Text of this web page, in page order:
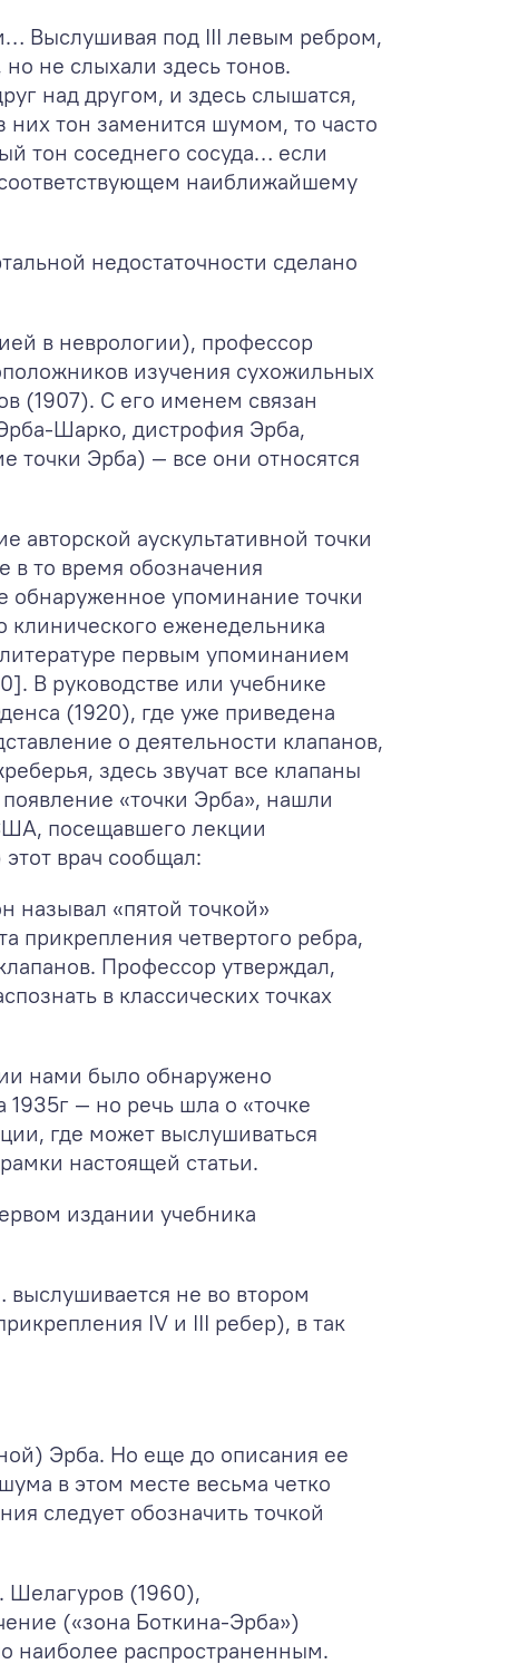
Выслушивая под III левым ребром,
не слыхали здесь тонов.
над другом, и здесь слышатся,
них тон заменится шумом, то часто
тон соседнего сосуда… если
наиближайшему
недостаточности сделано
в неврологии), профессор
изучения сухожильных
(1907). С его именем связан
Шарко, дистрофия Эрба,
точки Эрба) — все они относятся
аускультативной точки
в то время обозначения
обнаруженное упоминание точки
клинического еженедельника
первым упоминанием
В руководстве или учебнике
(1920), где уже приведена
о деятельности клапанов,
здесь звучат все клапаны
«точки Эрба», нашли
посещавшего лекции
врач сообщал:
называл «пятой точкой»
прикрепления четвертого ребра,
Профессор утверждал,
в классических точках
нами было обнаружено
— но речь шла о «точке
где может выслушиваться
настоящей статьи.
издании учебника
выслушивается не во втором
IV и III ребер), в так
Эрба. Но еще до описания ее
в этом месте весьма четко
следует обозначить точкой
Шелагуров (1960),
(«зона Боткина-Эрба»)
наиболее распространенным.